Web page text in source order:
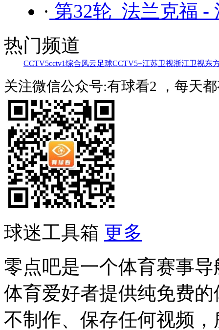
· 第32轮 法兰克福 -
热门频道
CCTV5cctv1综合风云足球CCTV5+江苏卫视浙江卫视东
关注微信公众号:有球看2 ，每天
球迷工具箱 更多
零点吧是一个体育赛事
体育爱好者提供纯免费
不制作、保存任何视频